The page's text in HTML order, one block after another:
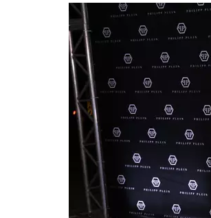
meus looks boho chic